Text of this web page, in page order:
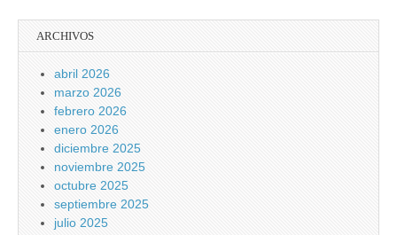
ARCHIVOS
abril 2026
marzo 2026
febrero 2026
enero 2026
diciembre 2025
noviembre 2025
octubre 2025
septiembre 2025
julio 2025